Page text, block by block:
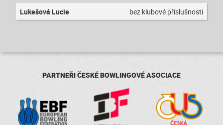
Lukešová Lucie bez klubové příslušnosti
PARTNEŘI ČESKÉ BOWLINGOVÉ ASOCIACE